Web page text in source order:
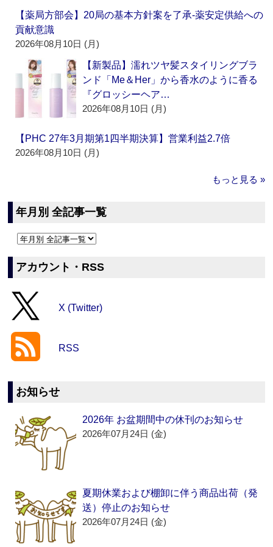
【薬局方部会】20局の基本方針案を了承‐薬安定供給への
貢献意識
2026年08月10日 (月)
【新製品】濡れツヤ髪スタイリングブラ
ンド「Me＆Her」から香水のように香る
『グロッシーヘア…
2026年08月10日 (月)
【PHC 27年3月期第1四半期決算】営業利益2.7倍
2026年08月10日 (月)
もっと見る »
年月別 全記事一覧
アカウント・RSS
X (Twitter)
RSS
お知らせ
2026年 お盆期間中の休刊のお知らせ
2026年07月24日 (金)
夏期休業および棚卸に伴う商品出荷（発
送）停止のお知らせ
2026年07月24日 (金)